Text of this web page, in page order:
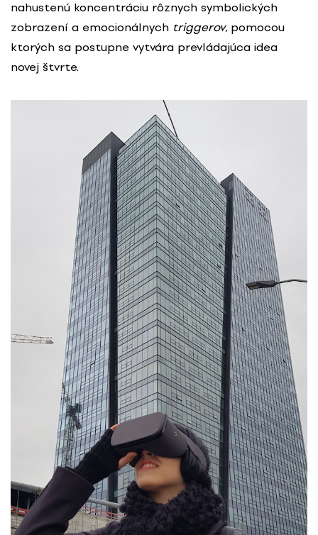
nahustenú koncentráciu rôznych symbolických
zobrazení a emocionálnych triggerov, pomocou
ktorých sa postupne vytvára prevládajúca idea
novej štvrte.